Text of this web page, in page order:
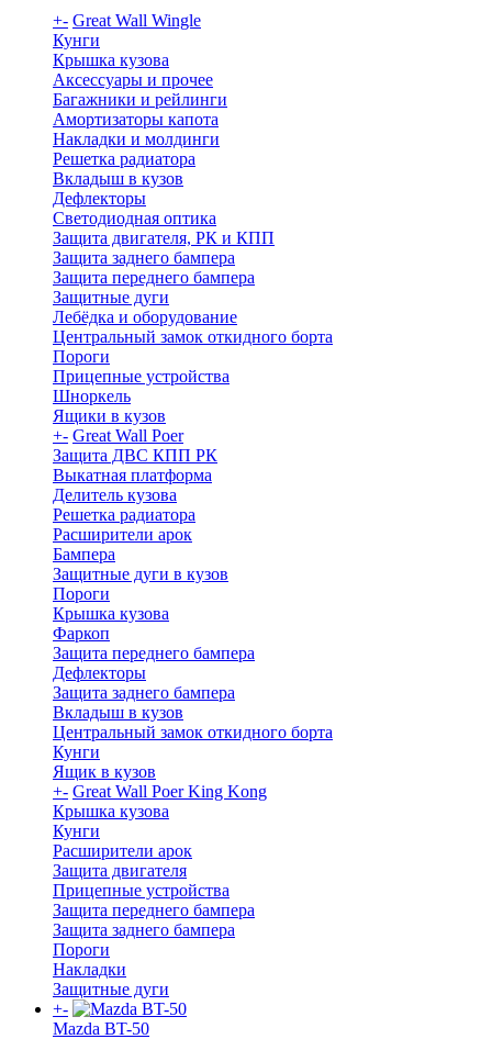
+- Great Wall Wingle
Кунги
Крышка кузова
Аксессуары и прочее
Багажники и рейлинги
Амортизаторы капота
Накладки и молдинги
Решетка радиатора
Вкладыш в кузов
Дефлекторы
Светодиодная оптика
Защита двигателя, РК и КПП
Защита заднего бампера
Защита переднего бампера
Защитные дуги
Лебёдка и оборудование
Центральный замок откидного борта
Пороги
Прицепные устройства
Шноркель
Ящики в кузов
+- Great Wall Poer
Защита ДВС КПП РК
Выкатная платформа
Делитель кузова
Решетка радиатора
Расширители арок
Бампера
Защитные дуги в кузов
Пороги
Крышка кузова
Фаркоп
Защита переднего бампера
Дефлекторы
Защита заднего бампера
Вкладыш в кузов
Центральный замок откидного борта
Кунги
Ящик в кузов
+- Great Wall Poer King Kong
Крышка кузова
Кунги
Расширители арок
Защита двигателя
Прицепные устройства
Защита переднего бампера
Защита заднего бампера
Пороги
Накладки
Защитные дуги
+-
Mazda BT-50